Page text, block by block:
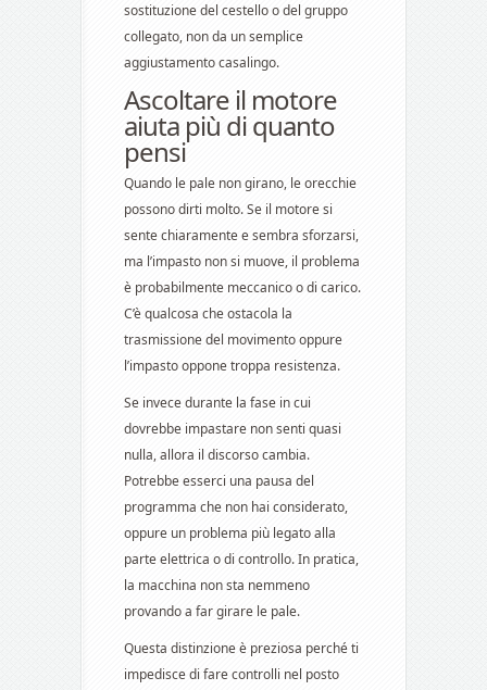
sostituzione del cestello o del gruppo
collegato, non da un semplice
aggiustamento casalingo.
Ascoltare il motore
aiuta più di quanto
pensi
Quando le pale non girano, le orecchie
possono dirti molto. Se il motore si
sente chiaramente e sembra sforzarsi,
ma l’impasto non si muove, il problema
è probabilmente meccanico o di carico.
C’è qualcosa che ostacola la
trasmissione del movimento oppure
l’impasto oppone troppa resistenza.
Se invece durante la fase in cui
dovrebbe impastare non senti quasi
nulla, allora il discorso cambia.
Potrebbe esserci una pausa del
programma che non hai considerato,
oppure un problema più legato alla
parte elettrica o di controllo. In pratica,
la macchina non sta nemmeno
provando a far girare le pale.
Questa distinzione è preziosa perché ti
impedisce di fare controlli nel posto